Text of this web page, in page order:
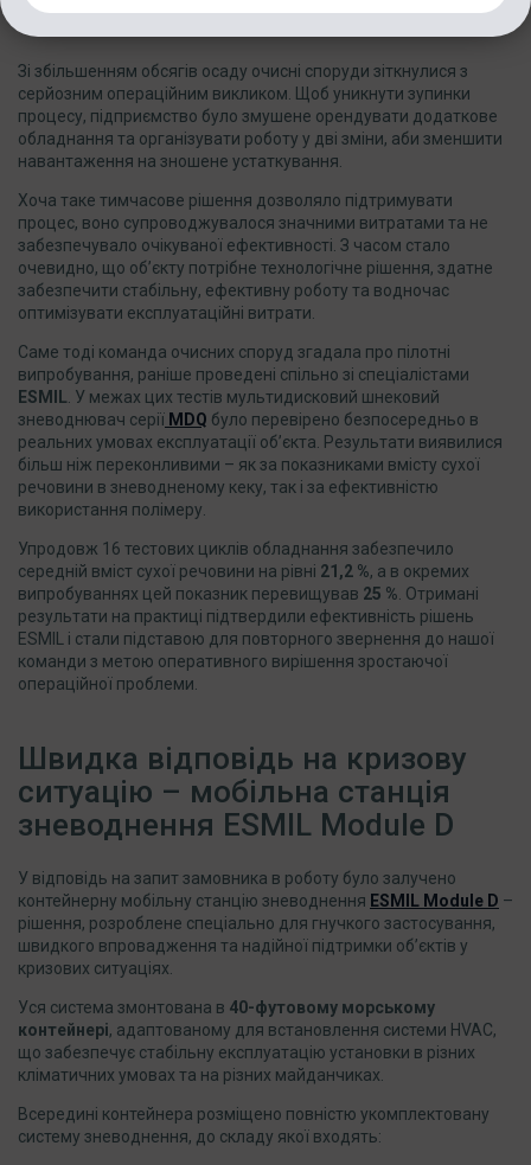
поштовхом до змін
Зі збільшенням обсягів осаду очисні споруди зіткнулися з
серйозним операційним викликом. Щоб уникнути зупинки
процесу, підприємство було змушене орендувати додаткове
обладнання та організувати роботу у дві зміни, аби зменшити
навантаження на зношене устаткування.
Хоча таке тимчасове рішення дозволяло підтримувати
процес, воно супроводжувалося значними витратами та не
забезпечувало очікуваної ефективності. З часом стало
очевидно, що об’єкту потрібне технологічне рішення, здатне
забезпечити стабільну, ефективну роботу та водночас
оптимізувати експлуатаційні витрати.
Саме тоді команда очисних споруд згадала про пілотні
випробування, раніше проведені спільно зі спеціалістами
ESMIL . У межах цих тестів мультидисковий шнековий
зневоднювач серії MDQ було перевірено безпосередньо в
реальних умовах експлуатації об’єкта. Результати виявилися
більш ніж переконливими – як за показниками вмісту сухої
речовини в зневодненому кеку, так і за ефективністю
використання полімеру.
Упродовж 16 тестових циклів обладнання забезпечило
середній вміст сухої речовини на рівні 21,2 %, а в окремих
випробуваннях цей показник перевищував 25 % . Отримані
результати на практиці підтвердили ефективність рішень
ESMIL і стали підставою для повторного звернення до нашої
команди з метою оперативного вирішення зростаючої
операційної проблеми.
Швидка відповідь на кризову
ситуацію – мобільна станція
зневоднення ESMIL Module D
У відповідь на запит замовника в роботу було залучено
контейнерну мобільну станцію зневоднення ESMIL Module D –
рішення, розроблене спеціально для гнучкого застосування,
швидкого впровадження та надійної підтримки об’єктів у
кризових ситуаціях.
Уся система змонтована в 40-футовому морському
контейнері, адаптованому для встановлення системи HVAC,
що забезпечує стабільну експлуатацію установки в різних
кліматичних умовах та на різних майданчиках.
Всередині контейнера розміщено повністю укомплектовану
систему зневоднення, до складу якої входять: